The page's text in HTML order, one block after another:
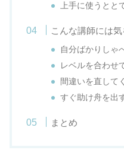
上手に使うとと
こんな講師には
自分ばかりしゃ
レベルを合わせ
間違いを直して
すぐ助け舟を出
まとめ